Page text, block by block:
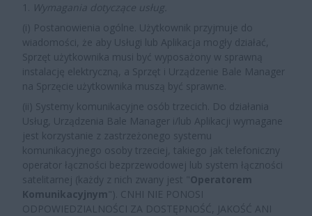
1.
Wymagania dotyczące usług
(i) Postanowienia ogólne . Użytkownik przyjmuje do
wiadomości, że aby Usługi lub Aplikacja mogły działać,
Sprzęt użytkownika musi być wyposażony w sprawną
instalację elektryczną, a Sprzęt i Urządzenie Bale Manager
na Sprzęcie użytkownika muszą być sprawne.
(ii) Systemy komunikacyjne osób trzecich . Do działania
Usług, Urządzenia Bale Manager i/lub Aplikacji wymagane
jest korzystanie z zastrzeżonego systemu
komunikacyjnego osoby trzeciej, takiego jak telefoniczny
operator łączności bezprzewodowej lub system łączności
satelitarnej (każdy z nich zwany jest "Operatorem
Komunikacyjnym "). CNHI NIE PONOSI
ODPOWIEDZIALNOŚCI ZA DOSTĘPNOŚĆ, JAKOŚĆ ANI